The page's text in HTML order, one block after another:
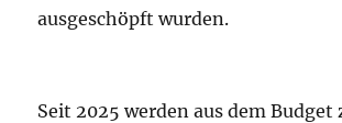
ausgeschöpft wurden.
Seit 2025 werden aus dem Budget